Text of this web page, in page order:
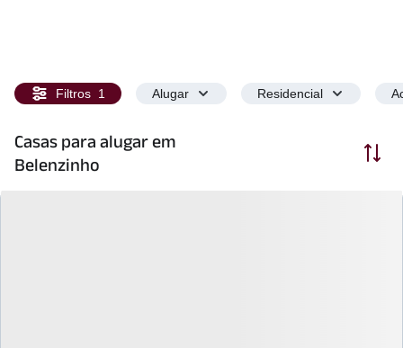
Filtros 1 Alugar Residencial
Casas para alugar em
Belenzinho
Ordenar